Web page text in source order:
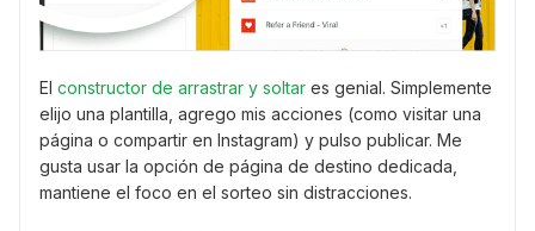
El constructor de arrastrar y soltar es genial. Simplemente
elijo una plantilla, agrego mis acciones (como visitar una
página o compartir en Instagram) y pulso publicar. Me
gusta usar la opción de página de destino dedicada,
mantiene el foco en el sorteo sin distracciones.